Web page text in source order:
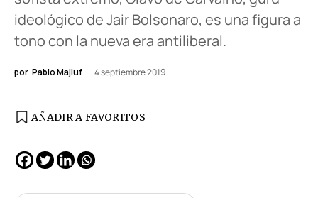
ideológico de Jair Bolsonaro, es una figura a
tono con la nueva era antiliberal.
por Pablo Majluf 4 septiembre 2019
AÑADIR A FAVORITOS